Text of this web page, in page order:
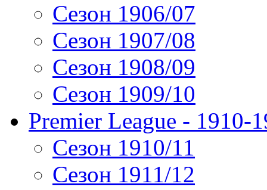
Сезон 1906/07
Сезон 1907/08
Сезон 1908/09
Сезон 1909/10
Premier League - 1910-
Сезон 1910/11
Сезон 1911/12